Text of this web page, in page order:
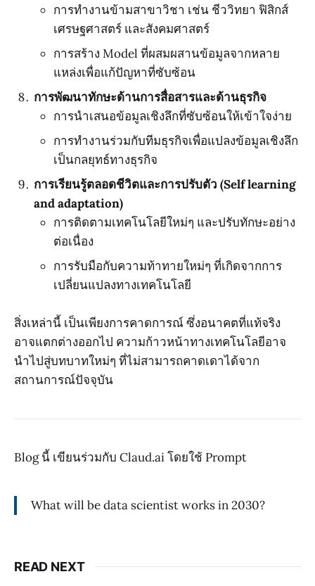
การทำงานข้ามสาขาวิชา เช่น ชีววิทยา ฟิสิกส์
เศรษฐศาสตร์ และสังคมศาสตร์
การสร้าง Model ที่ผสมผสานข้อมูลจากหลาย
แหล่งเพื่อแก้ปัญหาที่ซับซ้อน
การพัฒนาทักษะด้านการสื่อสารและด้านธุรกิจ
การนำเสนอข้อมูลเชิงลึกที่ซับซ้อนให้เข้าใจง่าย
การทำงานร่วมกับทีมธุรกิจเพื่อแปลงข้อมูลเชิงลึก
เป็นกลยุทธ์ทางธุรกิจ
การเรียนรู้ตลอดชีวิตและการปรับตัว (Self learning
and adaptation)
การติดตามเทคโนโลยีใหม่ๆ และปรับทักษะอย่าง
ต่อเนื่อง
การรับมือกับความท้าทายใหม่ๆ ที่เกิดจากการ
เปลี่ยนแปลงทางเทคโนโลยี
สิ่งเหล่านี้ เป็นเพียงการคาดการณ์ ซึ่งอนาคตที่แท้จริง
อาจแตกต่างออกไป ความก้าวหน้าทางเทคโนโลยีอาจ
นำไปสู่บทบาทใหม่ๆ ที่ไม่สามารถคาดเดาได้จาก
สถานการณ์ปัจจุบัน
Blog นี้ เขียนร่วมกับ Claud.ai โดยใช้ Prompt
What will be data scientist works in 2030?
READ NEXT